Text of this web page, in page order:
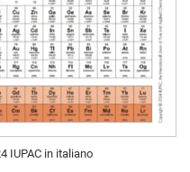
IUPAC in italiano